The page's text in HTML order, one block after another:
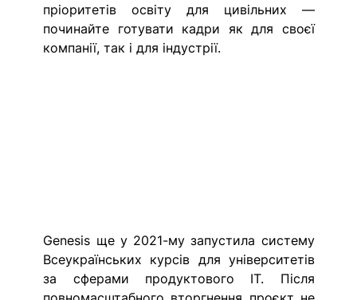
пріоритетів освіту для цивільних —
починайте готувати кадри як для своєї
компанії, так і для індустрії.
Genesis ще у 2021-му запустила систему
Всеукраїнських курсів для університетів
за сферами продуктового ІТ. Після